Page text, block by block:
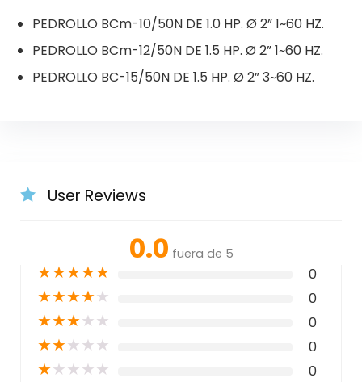
PEDROLLO BCm-10/50N DE 1.0 HP. Ø 2” 1~60 HZ.
PEDROLLO BCm-12/50N DE 1.5 HP. Ø 2” 1~60 HZ.
PEDROLLO BC-15/50N DE 1.5 HP. Ø 2” 3~60 HZ.
User Reviews
0.0 fuera de 5
★★★★★ 0
★★★★★ 0
★★★★★ 0
★★★★★ 0
★★★★★ 0